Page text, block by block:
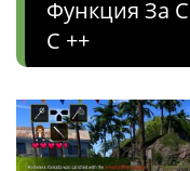
Функция За
C ++